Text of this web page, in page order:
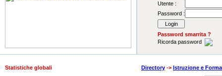
Utente :
Password :
Password smarrita ?
Ricorda password
Statistiche globali
Directory -> Istruzione e